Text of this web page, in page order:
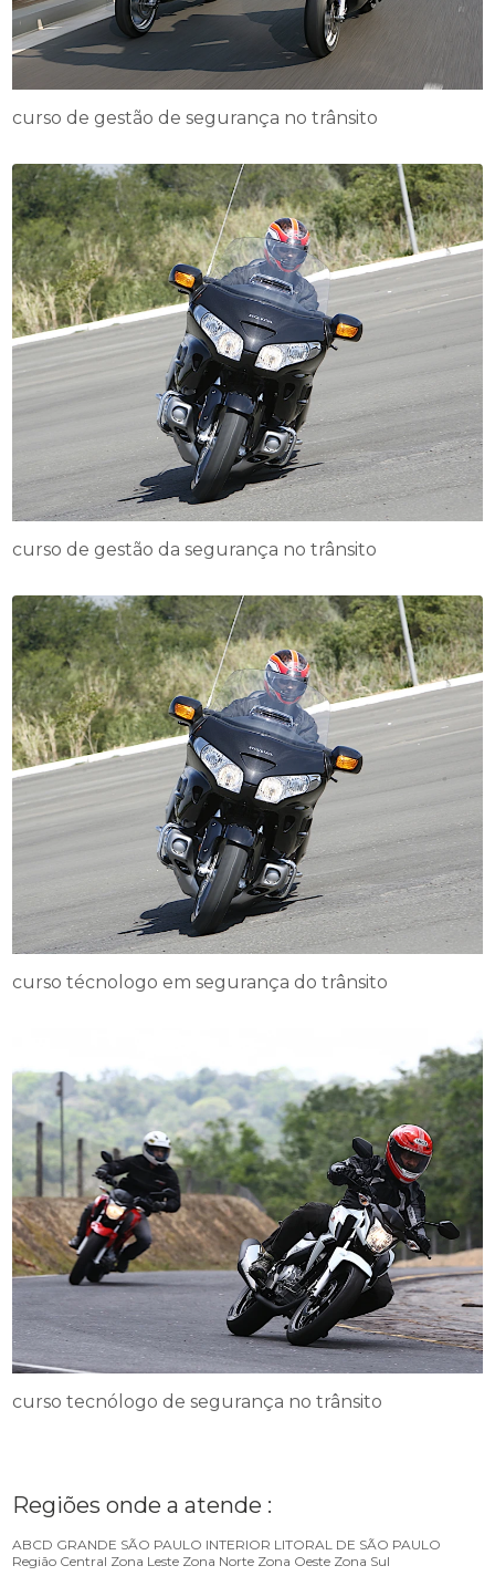
curso de gestão de segurança no trânsito
curso de gestão da segurança no trânsito
curso técnologo em segurança do trânsito
curso tecnólogo de segurança no trânsito
Regiões onde a atende :
ABCD GRANDE SÃO PAULO INTERIOR LITORAL DE SÃO PAULO
Região Central Zona Leste Zona Norte Zona Oeste Zona Sul